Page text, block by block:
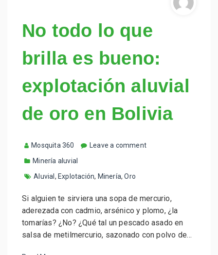
No todo lo que
brilla es bueno:
explotación aluvial
de oro en Bolivia
Mosquita 360
Leave a comment
Minería aluvial
Aluvial , Explotación, Minería,Oro
Si alguien te sirviera una sopa de mercurio,
aderezada con cadmio, arsénico y plomo, ¿la
tomarías? ¿No? ¿Qué tal un pescado asado en
salsa de metilmercurio, sazonado con polvo de…